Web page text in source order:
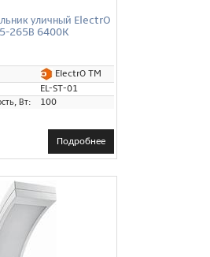
уличный ElectrO
265В 6400K
ElectrO TM
EL-ST-01
Вт:
100
Подробнее